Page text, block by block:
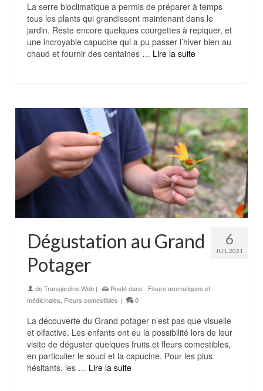
La serre bioclimatique a permis de préparer à temps
tous les plants qui grandissent maintenant dans le
jardin. Reste encore quelques courgettes à repiquer, et
une incroyable capucine qui a pu passer l’hiver bien au
chaud et fournir des centaines … Lire la suite
6
JUIL 2021
Dégustation au Grand
Potager
deTransjardins Web | Posté dans : Fleurs aromatiques et
médicinales, Fleurs comestibles | 0
La découverte du Grand potager n’est pas que visuelle
et olfactive. Les enfants ont eu la possibilité lors de leur
visite de déguster quelques fruits et fleurs comestibles,
en particulier le souci et la capucine. Pour les plus
hésitants, les … Lire la suite